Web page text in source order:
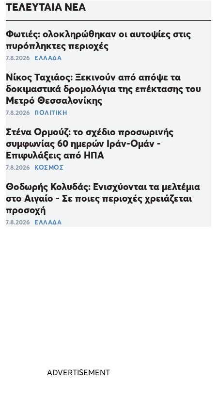
ΤΕΛΕΥΤΑΙΑ ΝΕΑ
Φωτιές: ολοκληρώθηκαν οι αυτοψίες στις
πυρόπληκτες περιοχές
7.8.2026 ΕΛΛΑΔΑ
Νίκος Ταχιάος: Ξεκινούν από απόψε τα
δοκιμαστικά δρομολόγια της επέκτασης του
Μετρό Θεσσαλονίκης
7.8.2026 ΠΟΛΙΤΙΚΗ
Στένα Ορμούζ: το σχέδιο προσωρινής
συμφωνίας 60 ημερών Ιράν-Ομάν -
Επιφυλάξεις από ΗΠΑ
7.8.2026 ΚΟΣΜΟΣ
Θοδωρής Κολυδάς: Ενισχύονται τα μελτέμια
στο Αιγαίο - Σε ποιες περιοχές χρειάζεται
προσοχή
7.8.2026 ΕΛΛΑΔΑ